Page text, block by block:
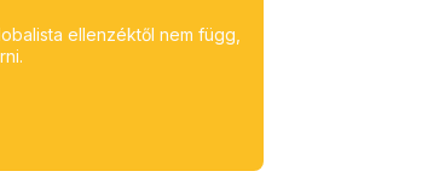
ellenzéktől nem függ,